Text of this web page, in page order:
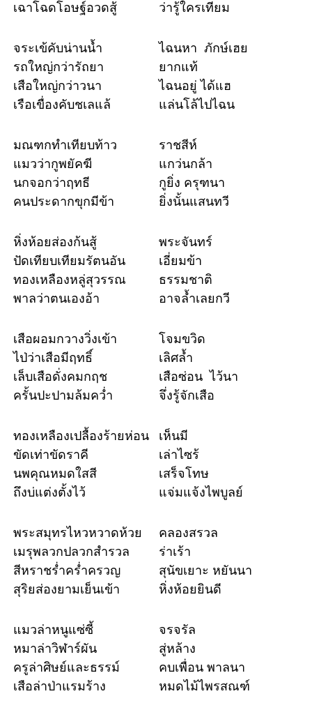
เฉาโฉดโอษฐ์อวดสู้
ว่ารู้ใครเทียม
จระเข้คับน่านน้ำ
รถใหญ่กว่ารัถยา
เสือใหญ่กว่าวนา
เรือเขื่องคับชเลแล้
ไฉนหา ภักษ์เฮย
ยากแท้
ไฉนอยู่ ได้แฮ
แล่นโล้ไปไฉน
มณฑกทำเทียบท้าว
แมวว่ากูพยัคฆี
นกจอกว่าฤทธี
คนประดากขุกมีข้า
ราชสีห์
แกว่นกล้า
กูยิ่ง ครุฑนา
ยิ่งนั้นแสนทวี
หิ่งห้อยส่องก้นสู้
ปัดเทียบเทียมรัตนอัน
ทองเหลืองหลู่สุวรรณ
พาลว่าตนเองอ้า
พระจันทร์
เอี่ยมข้า
ธรรมชาติ
อาจล้ำเลยกวี
เสือผอมกวางวิ่งเข้า
ไป่ว่าเสือมีฤทธิ์
เล็บเสือดั่งคมกฤช
ครั้นปะปามล้มคว่ำ
โจมขวิด
เลิศล้ำ
เสือซ่อน ไว้นา
จึ่งรู้จักเสือ
ทองเหลืองเปลื้องร้ายห่อน
ขัดเท่าขัดราคี
นพคุณหมดใสสี
ถึงบ่แต่งตั้งไว้
เห็นมี
เล่าไซร้
เสร็จโทษ
แจ่มแจ้งไพบูลย์
พระสมุทรไหวหวาดห้วย
เมรุพลวกปลวกสำรวล
สีหราชร่ำคร่ำครวญ
สุริยส่องยามเย็นเข้า
คลองสรวล
ร่าเร้า
สุนัขเยาะ หยันนา
หิ่งห้อยยินดี
แมวล่าหนูแซ่ซี้
หมาล่าวิฬาร์ผัน
ครูล่าศิษย์และธรรม์
เสือล่าป่าแรมร้าง
จรจรัล
สู่หล้าง
คบเพื่อน พาลนา
หมดไม้ไพรสณฑ์